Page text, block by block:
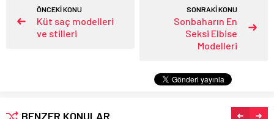
ÖNCEKİ KONU
Küt saç modelleri
ve stilleri
SONRAKİ KONU
Sonbaharın En
Seksi Elbise
Modelleri
BENZER KONULAR